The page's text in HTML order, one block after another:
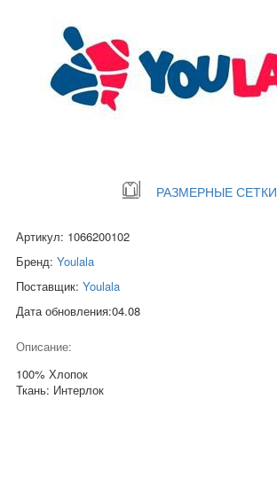
РАЗМЕРНЫЕ СЕТКИ
Артикул: 1066200102
Бренд: Youlala
Поставщик: Youlala
Дата обновления:04.08
Описание:
100% Хлопок
Ткань: Интерлок